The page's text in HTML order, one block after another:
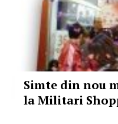
Simte din nou
la Militari